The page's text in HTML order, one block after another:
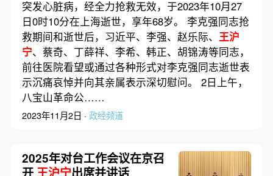
突发心脏病，经全力抢救无效，于2023年10月27
日0时10分在上海逝世，享年68岁。 李克强同志抢
救期间和逝世后，习近平、李强、赵乐际、 王沪
宁、蔡奇、丁薛祥、李希、韩正、胡锦涛等同志，
前往医院看望或通过各种形式对李克强同志逝世表
示沉痛哀悼并向其亲属表示深切慰问。 2日上午，
八宝山革命公……
2023年11月2日 · 政经频道
2025年对台工作会议在京召
开 王沪宁出席并讲话